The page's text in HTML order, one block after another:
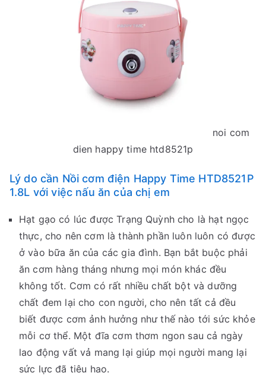
noi com
dien happy time htd8521p
Lý do cần Nồi cơm điện Happy Time HTD8521P
1.8L với việc nấu ăn của chị em
Hạt gạo có lúc được Trạng Quỳnh cho là hạt ngọc
thực, cho nên cơm là thành phần luôn luôn có được
ở vào bữa ăn của các gia đình. Bạn bắt buộc phải
ăn cơm hàng tháng nhưng mọi món khác đều
không tốt. Cơm có rất nhiều chất bột và dưỡng
chất đem lại cho con người, cho nên tất cả đều
biết được cơm ảnh hưởng như thế nào tới sức khỏe
mỗi cơ thể. Một đĩa cơm thơm ngon sau cả ngày
lao động vất vả mang lại giúp mọi người mang lại
sức lực đã tiêu hao.